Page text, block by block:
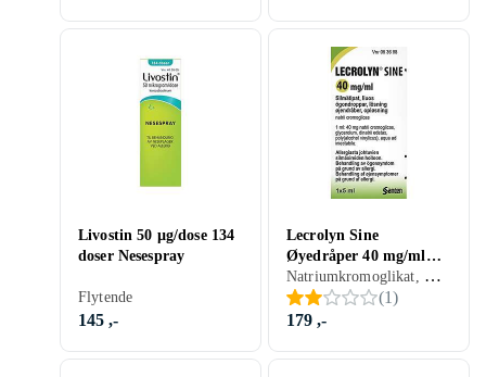
Livostin 50 µg/dose 134
doser Nesespray
Flytende
145 ,-
Lecrolyn Sine
Øyedråper 40 mg/ml
mg/ml 5ml
Natriumkromoglikat, Øyedråper
(1)
179 ,-